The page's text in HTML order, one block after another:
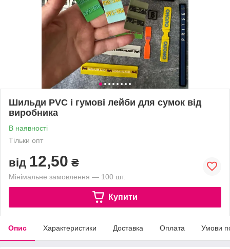
Шильди PVC і гумові лейби для сумок від
виробника
В наявності
Тільки опт
від 12,50 ₴
Мінімальне замовлення — 100 шт.
Купити
Опис Характеристики Доставка Оплата Умови